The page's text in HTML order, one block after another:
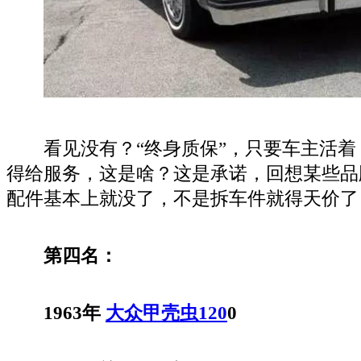
看见没有？“终身质保”，只要车主活着
得给服务，这是啥？这是承诺，回想某些
配件基本上就没了，不是拆车件就得天价
第四名：
1963年 大众甲壳虫1200